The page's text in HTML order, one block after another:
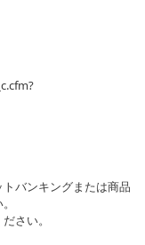
バンキングまたは商品
さい。